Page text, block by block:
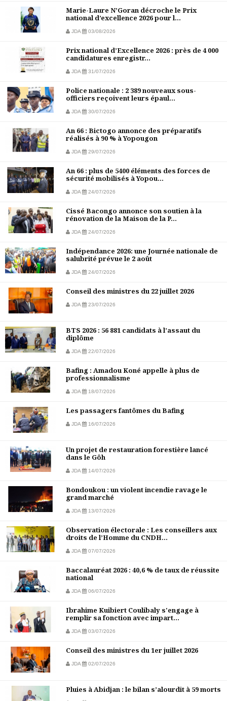
Marie-Laure N’Goran décroche le Prix
national d’excellence 2026 pour l...
JDA 03/08/2026
Prix national d’Excellence 2026 : près de 4 000
candidatures enregistr...
JDA 31/07/2026
Police nationale : 2 389 nouveaux sous-
officiers reçoivent leurs épaul...
JDA 30/07/2026
An 66 : Bictogo annonce des préparatifs
réalisés à 90 % à Yopougon
JDA 29/07/2026
An 66 : plus de 5400 éléments des forces de
sécurité mobilisés à Yopou...
JDA 24/07/2026
Cissé Bacongo annonce son soutien à la
rénovation de la Maison de la P...
JDA 24/07/2026
Indépendance 2026: une Journée nationale de
salubrité prévue le 2 août
JDA 24/07/2026
Conseil des ministres du 22 juillet 2026
JDA 23/07/2026
BTS 2026 : 56 881 candidats à l’assaut du
diplôme
JDA 22/07/2026
Bafing : Amadou Koné appelle à plus de
professionnalisme
JDA 18/07/2026
Les passagers fantômes du Bafing
JDA 16/07/2026
Un projet de restauration forestière lancé
dans le Gôh
JDA 14/07/2026
Bondoukou : un violent incendie ravage le
grand marché
JDA 13/07/2026
Observation électorale : Les conseillers aux
droits de l’Homme du CNDH...
JDA 07/07/2026
Baccalauréat 2026 : 40,6 % de taux de réussite
national
JDA 06/07/2026
Ibrahime Kuibiert Coulibaly s'engage à
remplir sa fonction avec impart...
JDA 03/07/2026
Conseil des ministres du 1er juillet 2026
JDA 02/07/2026
Pluies à Abidjan : le bilan s’alourdit à 59 morts